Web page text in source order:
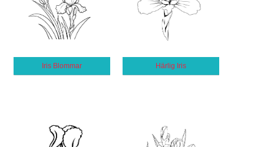
Iris Blommar Härlig Iris